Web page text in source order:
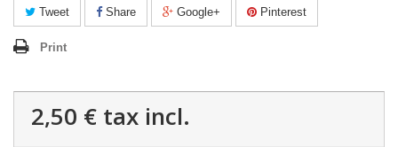
Tweet Share Google+ Pinterest
Print
2,50 € tax incl.